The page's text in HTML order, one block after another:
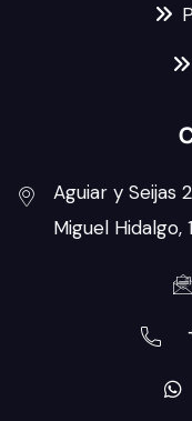
Aguiar y Seijas
Miguel Hidalgo,